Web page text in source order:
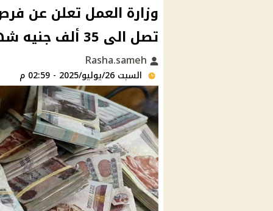
وزارة العمل تعلن عن
تصل الى 35 ألف جنيه شهريا
السبت 26/يوليو/2025 - 02:59 م